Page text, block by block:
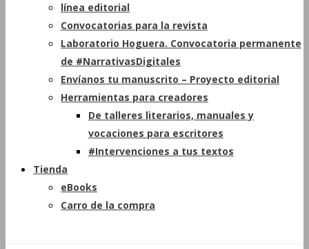
línea editorial
Convocatorias para la revista
Laboratorio Hoguera. Convocatoria permanente
de #NarrativasDigitales
Envíanos tu manuscrito – Proyecto editorial
Herramientas para creadores
De talleres literarios, manuales y
vocaciones para escritores
#Intervenciones a tus textos
Tienda
eBooks
Carro de la compra